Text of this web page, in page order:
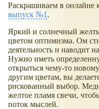
Раскрашиваем в онлайне
выпуск №1 .
Яркий и солнечный
цветом оптимизма. Ом
деятельность и наводит
Нужно иметь
открыться чему-то
другим цветам, вы
рискованный выбор.
желтое пламя свечи,
поток мыслей.